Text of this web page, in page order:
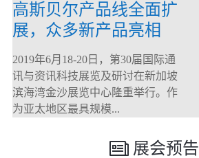
高斯贝尔产品线全面扩
展，众多新产品亮相
CommunicAsia 2019
2019年6月18-20日，第30届国际通
讯与资讯科技展览及研讨在新加坡
滨海湾金沙展览中心隆重举行。作
为亚太地区最具规模...
展会预告